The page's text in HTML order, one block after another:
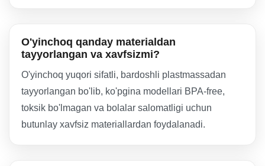
O'yinchoq qanday materialdan
tayyorlangan va xavfsizmi?
O'yinchoq yuqori sifatli, bardoshli plastmassadan
tayyorlangan bo'lib, ko'pgina modellari BPA-free,
toksik bo'lmagan va bolalar salomatligi uchun
butunlay xavfsiz materiallardan foydalanadi.